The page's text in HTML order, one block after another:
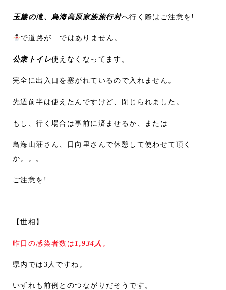
玉簾の滝、鳥海高原家族旅行村へ行く際はご注意を!
で道路が…ではありません。
公衆トイレ使えなくなってます。
完全に出入口を塞がれているので入れません。
先週前半は使えたんですけど、閉じられました。
もし、行く場合は事前に済ませるか、または
鳥海山荘さん、日向里さんで休憩して使わせて頂く
か。。。
ご注意を!
【世相】
昨日の感染者数は1,934人 。
県内では3人ですね。
いずれも前例とのつながりだそうです。